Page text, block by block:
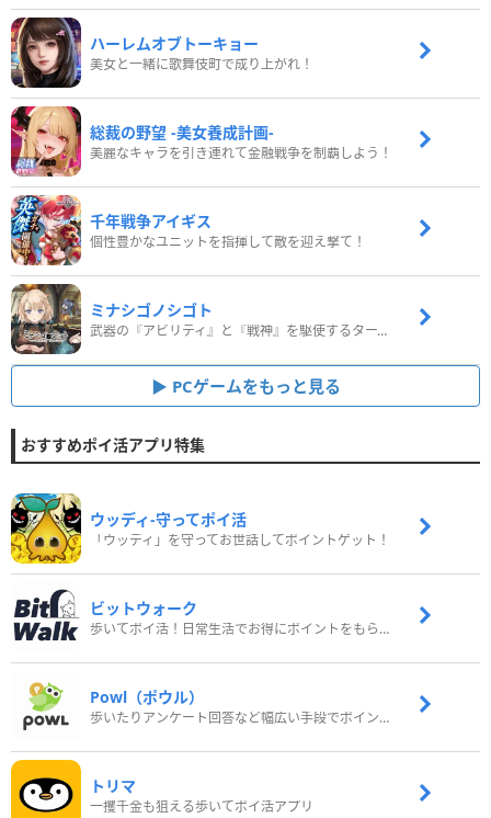
ハーレムオブトーキョー
美女と一緒に歌舞伎町で成り上がれ！
総裁の野望 -美女養成計画-
美麗なキャラを引き連れて金融戦争を制覇しよう！
千年戦争アイギス
個性豊かなユニットを指揮して敵を迎え撃て！
ミナシゴノシゴト
武器の『アビリティ』と『戦神』を駆使するターン制コマンドバトルRPG！
PCゲームをもっと見る
おすすめポイ活アプリ特集
ウッディ‐守ってポイ活
「ウッディ」を守ってお世話してポイントゲット！
ビットウォーク
歩いてポイ活！日常生活でお得にポイントをもらおう
Powl（ポウル）
歩いたりアンケート回答など幅広い手段でポイントをゲット
トリマ
一攫千金も狙える歩いてポイ活アプリ